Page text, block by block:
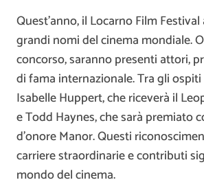
Quest’anno, il Locarno Film
grandi nomi del cinema mondiale.
concorso, saranno presenti attori,
di fama internazionale. Tra gli
Isabelle Huppert, che riceverà il
e Todd Haynes, che sarà premiato
d’onore Manor. Questi
carriere straordinarie e contributi
mondo del cinema.